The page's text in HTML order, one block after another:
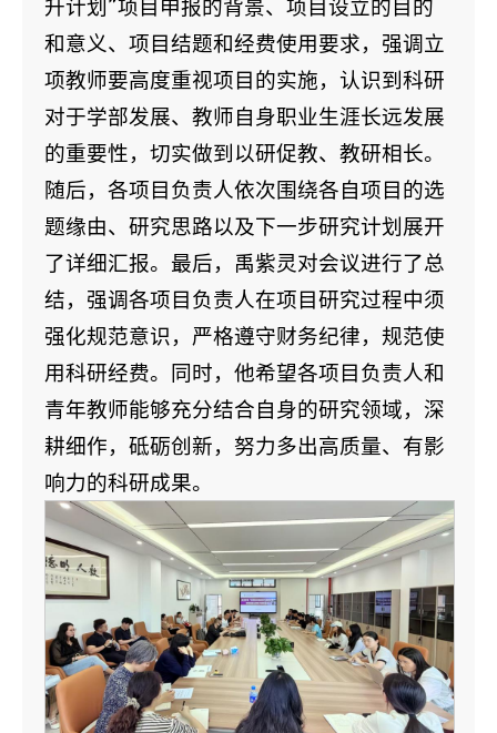
升计划”项目申报的背景、项目设立的目的
和意义、项目结题和经费使用要求，强调立
项教师要高度重视项目的实施，认识到科研
对于学部发展、教师自身职业生涯长远发展
的重要性，切实做到以研促教、教研相长。
随后，各项目负责人依次围绕各自项目的选
题缘由、研究思路以及下一步研究计划展开
了详细汇报。最后，禹紫灵对会议进行了总
结，强调各项目负责人在项目研究过程中须
强化规范意识，严格遵守财务纪律，规范使
用科研经费。同时，他希望各项目负责人和
青年教师能够充分结合自身的研究领域，深
耕细作，砥砺创新，努力多出高质量、有影
响力的科研成果。